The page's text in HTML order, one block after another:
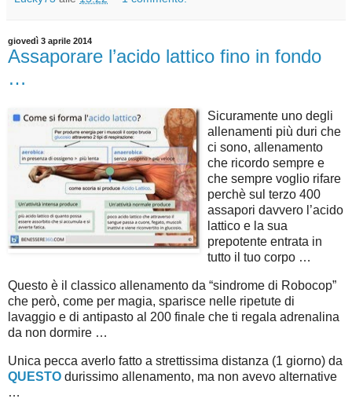
giovedì 3 aprile 2014
Assaporare l’acido lattico fino in fondo
…
Sicuramente uno degli
allenamenti più duri che
ci sono, allenamento
che ricordo sempre e
che sempre voglio rifare
perchè sul terzo 400
assapori davvero l’acido
lattico e la sua
prepotente entrata in
tutto il tuo corpo …
Questo è il classico allenamento da “sindrome di Robocop”
che però, come per magia, sparisce nelle ripetute di
lavaggio e di antipasto al 200 finale che ti regala adrenalina
da non dormire …
Unica pecca averlo fatto a strettissima distanza (1 giorno) da
QUESTO durissimo allenamento, ma non avevo alternative
…